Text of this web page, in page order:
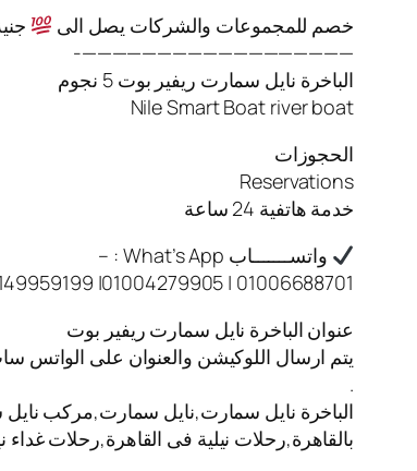
خصم للمجموعات والشركات يصل الى
——————————————————-
الباخرة نايل سمارت ريفير بوت 5 نجوم
Nile Smart Boat river boat
الحجوزات
Reservations
خدمة هاتفية 24 ساعة
واتســـــــاب What’s App : –
01006688701 | 01004279905| 01149959199
عنوان الباخرة نايل سمارت ريفير بوت
يتم ارسال اللوكيشن والعنوان على الواتس
.
الباخرة نايل سمارت,نايل سمارت,مركب نايل
بالقاهرة,رحلات نيلية فى القاهرة,رحلات